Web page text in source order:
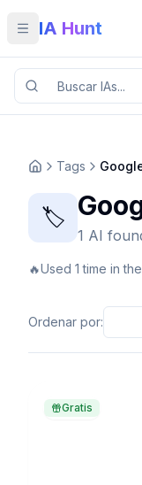
Toggle menu
IA Hunt
Tags
🏷️
1 AI
🔥Used 1 time in
Ordenar por:
Gratis